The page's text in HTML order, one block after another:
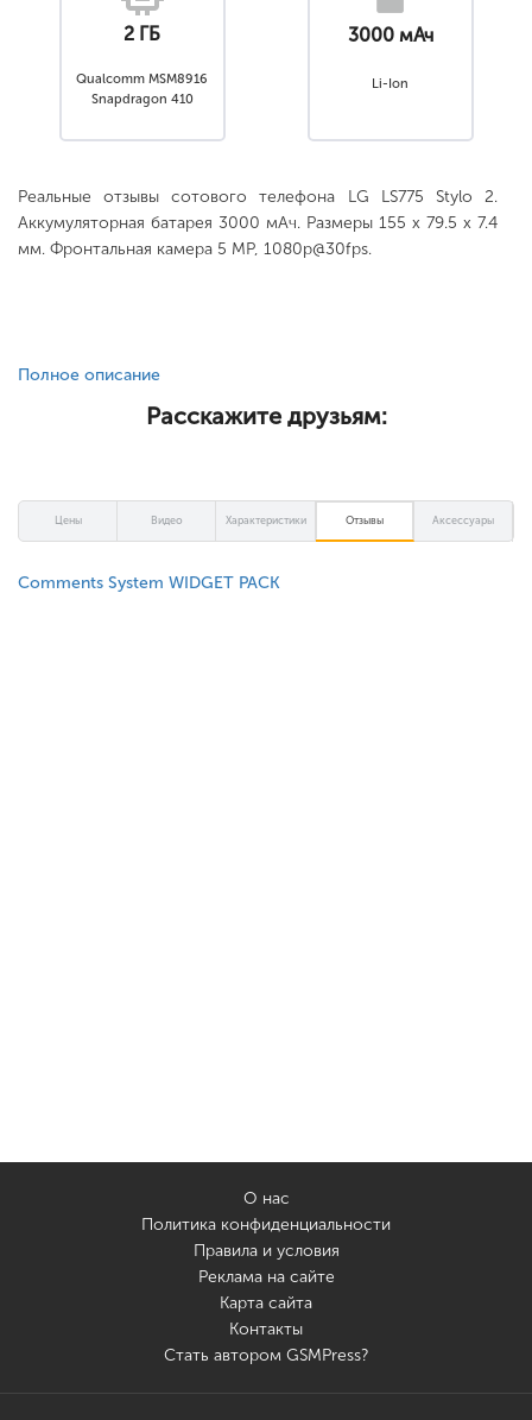
2 ГБ
Qualcomm MSM8916
Snapdragon 410
3000 мАч
Li-Ion
Реальные отзывы сотового телефона LG LS775 Stylo 2.
Аккумуляторная батарея 3000 мАч. Размеры 155 x 79.5 x 7.4
мм. Фронтальная камера 5 MP, 1080p@30fps.
Полное описание
Расскажите друзьям:
Цены Видео Характеристики Отзывы Аксессуары
Comments System WIDGET PACK
О нас
Политика конфиденциальности
Правила и условия
Реклама на сайте
Карта сайта
Контакты
Стать автором GSMPress?